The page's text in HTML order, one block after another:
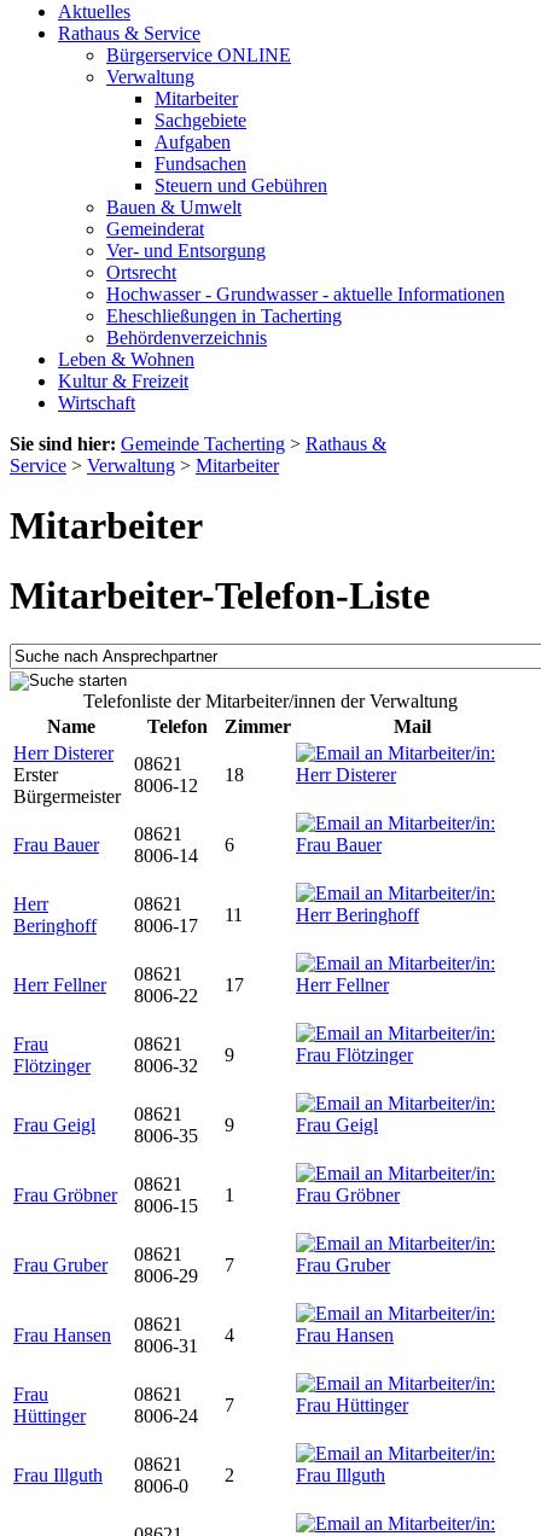
Aktuelles
Rathaus & Service
Bürgerservice ONLINE
Verwaltung
Mitarbeiter
Sachgebiete
Aufgaben
Fundsachen
Steuern und Gebühren
Bauen & Umwelt
Gemeinderat
Ver- und Entsorgung
Ortsrecht
Hochwasser - Grundwasser - aktuelle Informationen
Eheschließungen in Tacherting
Behördenverzeichnis
Leben & Wohnen
Kultur & Freizeit
Wirtschaft
Sie sind hier: Gemeinde Tacherting > Rathaus &
Service > Verwaltung > Mitarbeiter
Mitarbeiter
Mitarbeiter-Telefon-Liste
Telefonliste der Mitarbeiter/innen der Verwaltung
Name
Telefon Zimmer
Mail
Herr Disterer
Erster
Bürgermeister
08621
8006-12
18
Frau Bauer
08621
8006-14
6
Herr
Beringhoff
08621
8006-17
11
Herr Fellner
08621
8006-22
17
Frau
Flötzinger
08621
8006-32
9
Frau Geigl
08621
8006-35
9
Frau Gröbner
08621
8006-15
1
Frau Gruber
08621
8006-29
7
Frau Hansen
08621
8006-31
4
Frau
Hüttinger
08621
8006-24
7
Frau Illguth
08621
8006-0
2